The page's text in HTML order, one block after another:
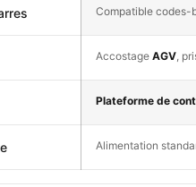
Compatible codes-
Accostage AGV,
Plateforme de
Alimentation